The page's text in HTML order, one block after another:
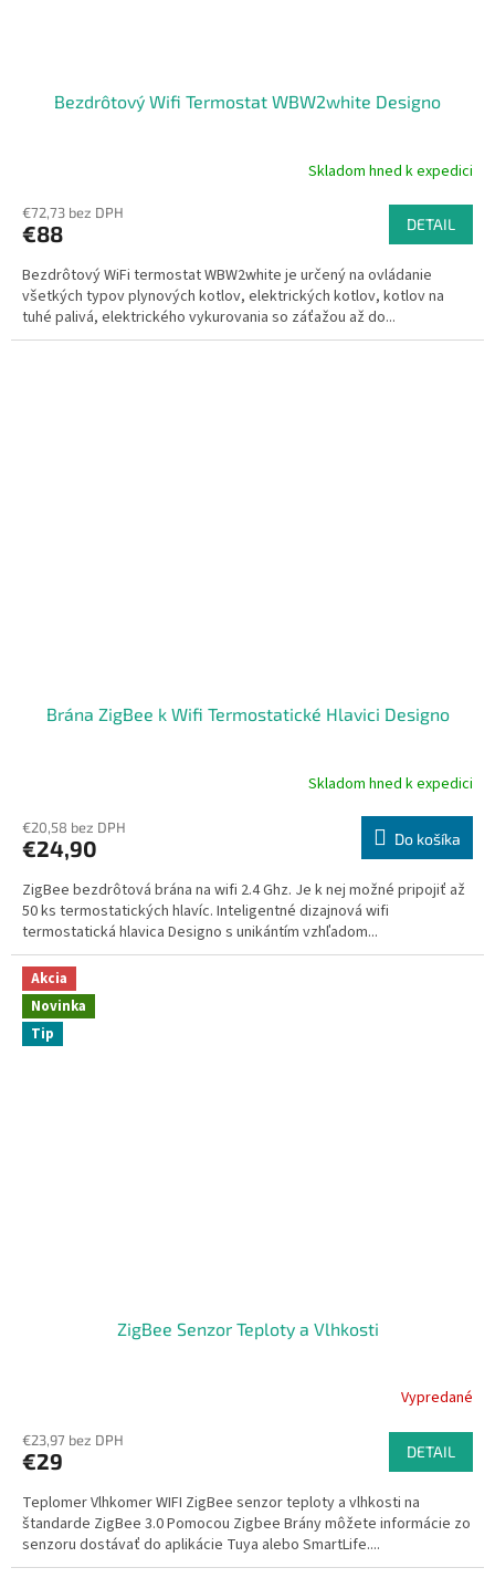
Bezdrôtový Wifi Termostat WBW2white Designo
produktu
je
z
5
hviezdičiek.
Skladom hned k expedici
€72,73 bez DPH
€88 DETAIL
Bezdrôtový WiFi termostat WBW2white je určený na ovládanie
všetkých typov plynových kotlov, elektrických kotlov, kotlov na
tuhé palivá, elektrického vykurovania so záťažou až do...
Brána ZigBee k Wifi Termostatické Hlavici Designo
produktu
je
z
5
hviezdičiek.
Skladom hned k expedici
€20,58 bez DPH
€24,90 Do košíka
ZigBee bezdrôtová brána na wifi 2.4 Ghz. Je k nej možné pripojiť až
50 ks termostatických hlavíc. Inteligentné dizajnová wifi
termostatická hlavica Designo s unikántím vzhľadom...
Akcia
Novinka
Tip
ZigBee Senzor Teploty a Vlhkosti
produktu
je
z
5
hviezdičiek.
Vypredané
€23,97 bez DPH
€29 DETAIL
Teplomer Vlhkomer WIFI ZigBee senzor teploty a vlhkosti na
štandarde ZigBee 3.0 Pomocou Zigbee Brány môžete informácie zo
senzoru dostávať do aplikácie Tuya alebo SmartLife....